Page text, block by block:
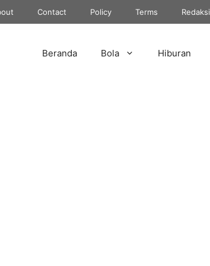
Contact Policy Terms Redaksi
Beranda Bola Hiburan